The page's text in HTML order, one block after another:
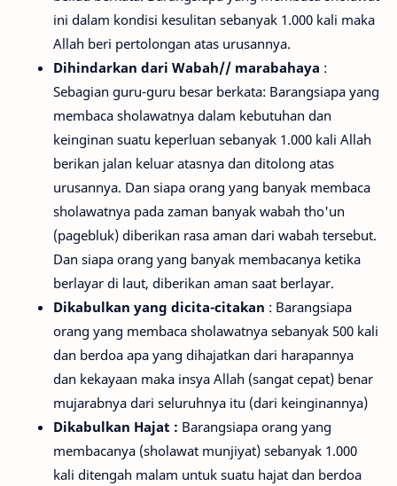
ini dalam kondisi kesulitan sebanyak 1.000 kali maka
Allah beri pertolongan atas urusannya.
Dihindarkan dari Wabah// marabahaya :
Sebagian guru-guru besar berkata: Barangsiapa yang
membaca sholawatnya dalam kebutuhan dan
keinginan suatu keperluan sebanyak 1.000 kali Allah
berikan jalan keluar atasnya dan ditolong atas
urusannya. Dan siapa orang yang banyak membaca
sholawatnya pada zaman banyak wabah tho'un
(pagebluk) diberikan rasa aman dari wabah tersebut.
Dan siapa orang yang banyak membacanya ketika
berlayar di laut, diberikan aman saat berlayar.
Dikabulkan yang dicita-citakan : Barangsiapa
orang yang membaca sholawatnya sebanyak 500 kali
dan berdoa apa yang dihajatkan dari harapannya
dan kekayaan maka insya Allah (sangat cepat) benar
mujarabnya dari seluruhnya itu (dari keinginannya)
Dikabulkan Hajat : Barangsiapa orang yang
membacanya (sholawat munjiyat) sebanyak 1.000
kali ditengah malam untuk suatu hajat dan berdoa